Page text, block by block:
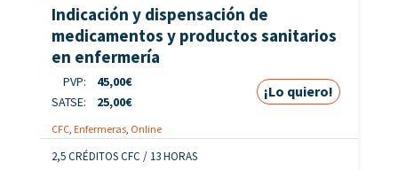
Indicación y dispensación de
medicamentos y productos sanitarios
en enfermería
PVP: 45,00€
SATSE:
25,00€
¡Lo quiero!
CFC, Enfermeras, Online
2,5 CRÉDITOS CFC / 13 HORAS